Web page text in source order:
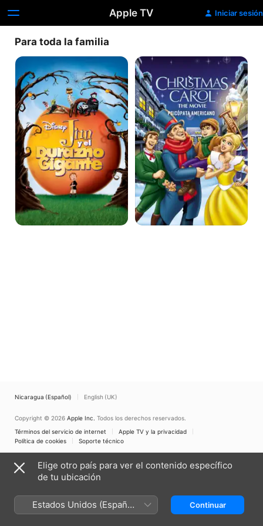
Apple TV Iniciar sesión
Para toda la familia
Jim
el
durazno
gigante
Cunto
de
navidad
Nicaragua (Español) English (UK)
Copyright © 2026 Apple Inc. Todos los derechos reservados.
Términos del servicio de internet
Apple TV y la privacidad
Política de cookies
Soporte técnico
Elige otro país para ver el contenido específico
de tu ubicación
Estados Unidos (Español
México)
Continuar